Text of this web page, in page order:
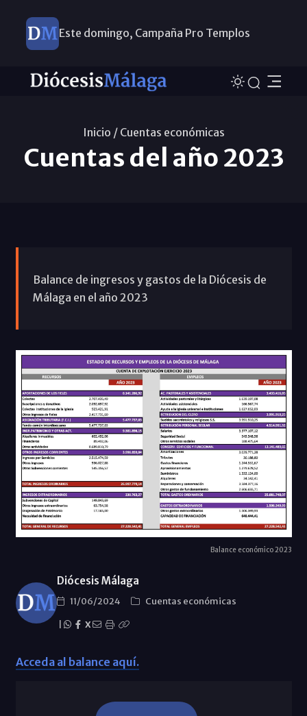
Este domingo, Campaña Pro Templos
Inicio / Cuentas económicas
Cuentas del año 2023
Balance de ingresos y gastos de la Diócesis de
Málaga en el año 2023
Balance económico 2023
Diócesis Málaga
11/06/2024
Cuentas económicas
X
Acceda al balance aquí.